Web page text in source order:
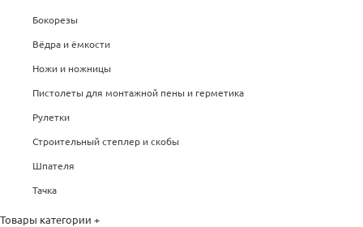
Бокорезы
Вёдра и ёмкости
Ножи и ножницы
Пистолеты для монтажной пены и герметика
Рулетки
Строительный степлер и скобы
Шпателя
Тачка
Товары категории +